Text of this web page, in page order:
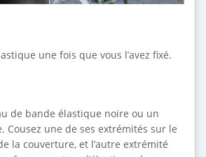
une fois que vous l’avez fixé.
de bande élastique noire ou un
Cousez une de ses extrémités sur le
la couverture, et l’autre extrémité